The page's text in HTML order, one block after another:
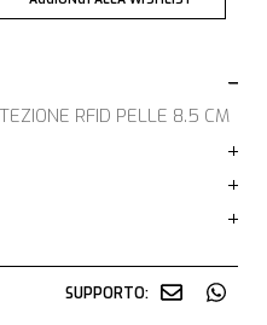
RFID PELLE 8.5 CM
SUPPORTO: